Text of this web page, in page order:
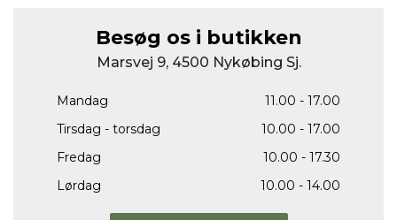
Besøg os i butikken
Marsvej 9, 4500 Nykøbing Sj.
Mandag
11.00 - 17.00
Tirsdag - torsdag
10.00 - 17.00
Fredag
10.00 - 17.30
Lørdag
10.00 - 14.00